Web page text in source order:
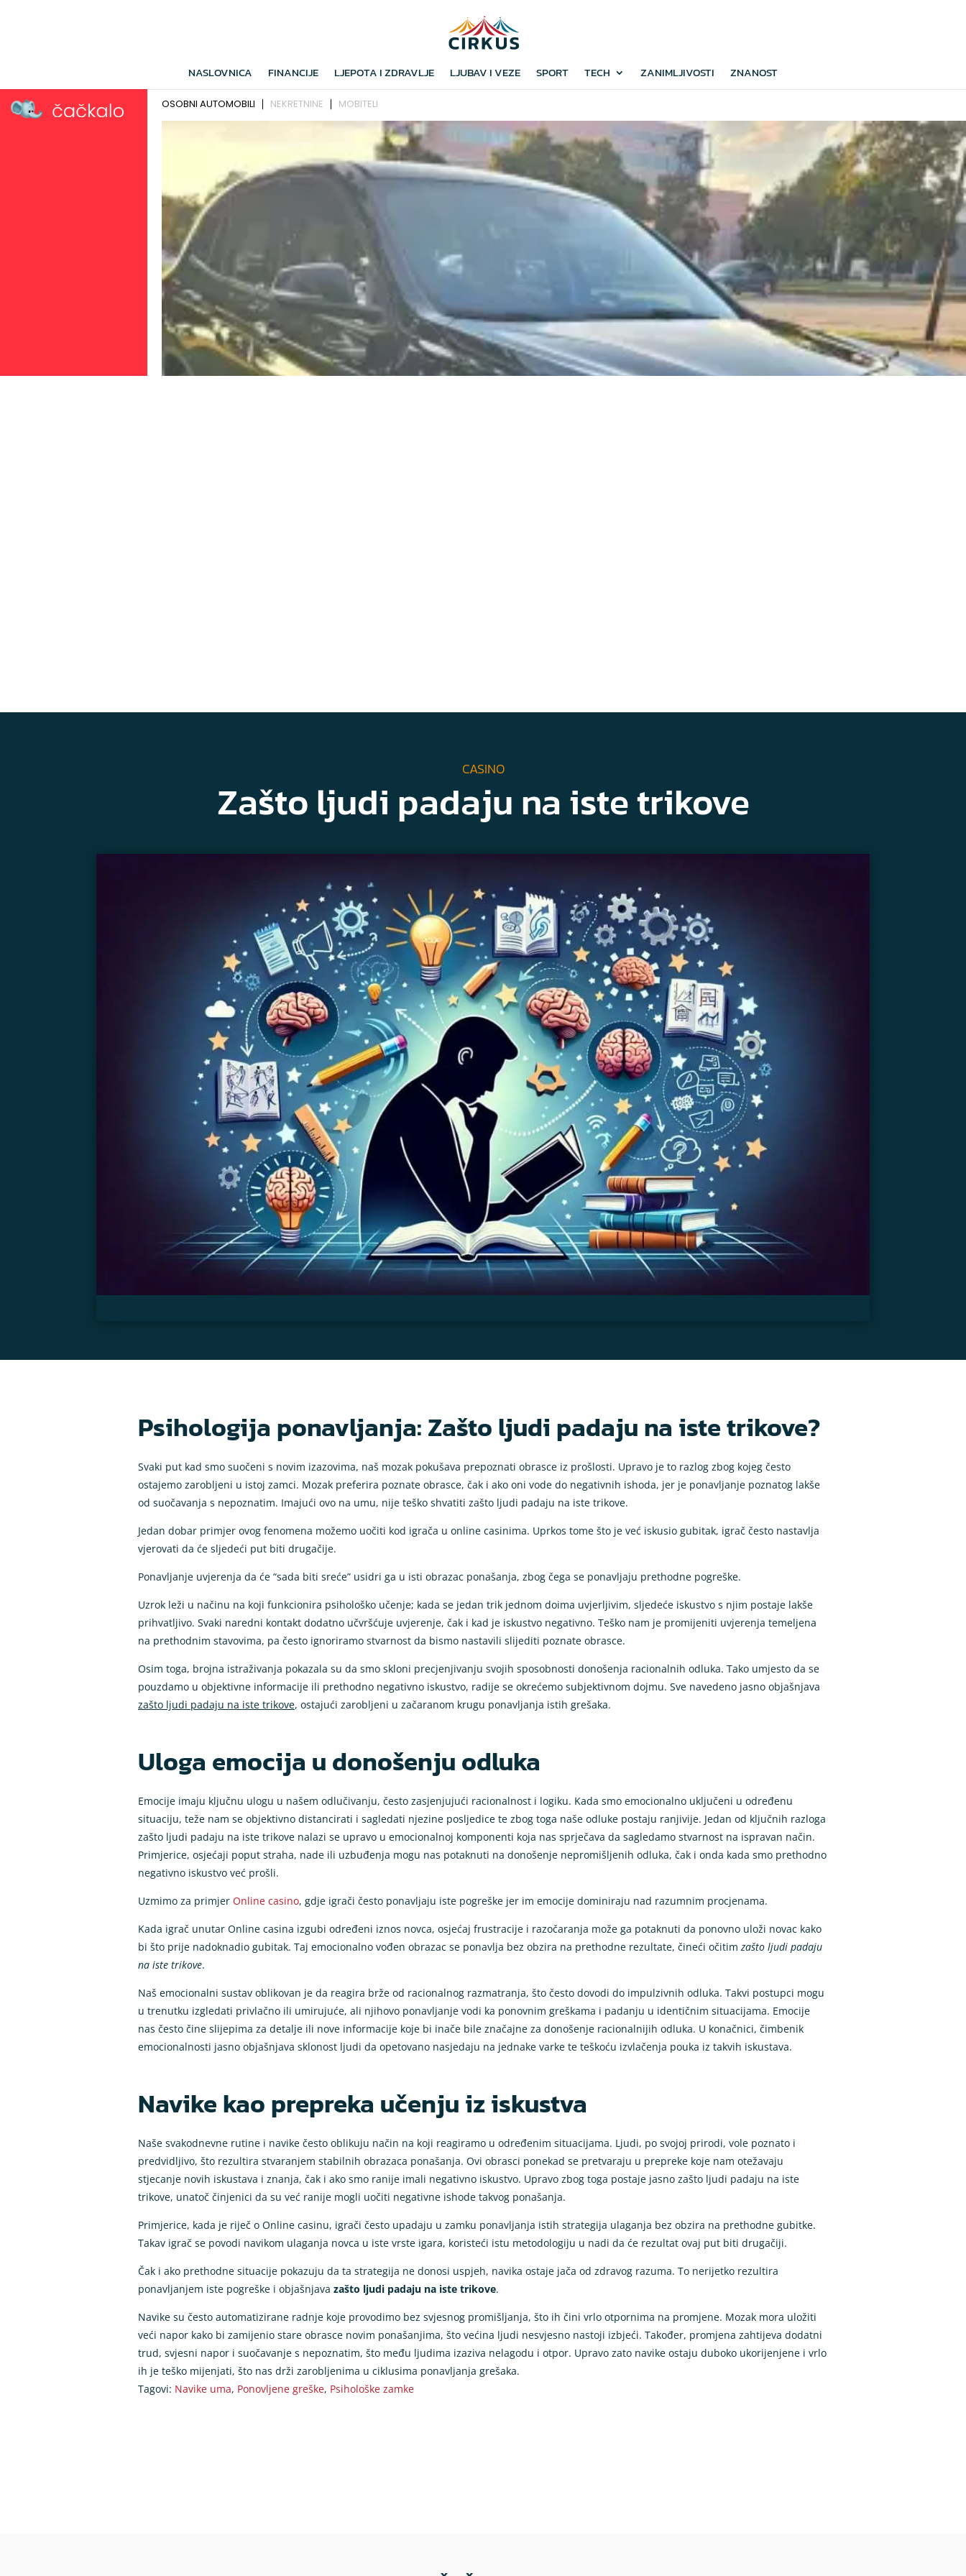
NASLOVNICA FINANCIJE LJEPOTA I ZDRAVLJE LJUBAV I VEZE SPORT TECH ZANIMLJIVOSTI ZNANOST
CASINO
Zašto ljudi padaju na iste trikove
Psihologija ponavljanja: Zašto ljudi padaju na iste trikove?
Svaki put kad smo suočeni s novim izazovima, naš mozak pokušava prepoznati obrasce iz prošlosti. Upravo je to razlog zbog kojeg često
ostajemo zarobljeni u istoj zamci. Mozak preferira poznate obrasce, čak i ako oni vode do negativnih ishoda, jer je ponavljanje poznatog lakše
od suočavanja s nepoznatim. Imajući ovo na umu, nije teško shvatiti zašto ljudi padaju na iste trikove.
Jedan dobar primjer ovog fenomena možemo uočiti kod igrača u online casinima. Uprkos tome što je već iskusio gubitak, igrač često nastavlja
vjerovati da će sljedeći put biti drugačije.
Ponavljanje uvjerenja da će “sada biti sreće” usidri ga u isti obrazac ponašanja, zbog čega se ponavljaju prethodne pogreške.
Uzrok leži u načinu na koji funkcionira psihološko učenje; kada se jedan trik jednom doima uvjerljivim, sljedeće iskustvo s njim postaje lakše
prihvatljivo. Svaki naredni kontakt dodatno učvršćuje uvjerenje, čak i kad je iskustvo negativno. Teško nam je promijeniti uvjerenja temeljena
na prethodnim stavovima, pa često ignoriramo stvarnost da bismo nastavili slijediti poznate obrasce.
Osim toga, brojna istraživanja pokazala su da smo skloni precjenjivanju svojih sposobnosti donošenja racionalnih odluka. Tako umjesto da se
pouzdamo u objektivne informacije ili prethodno negativno iskustvo, radije se okrećemo subjektivnom dojmu. Sve navedeno jasno objašnjava
zašto ljudi padaju na iste trikove, ostajući zarobljeni u začaranom krugu ponavljanja istih grešaka.
Uloga emocija u donošenju odluka
Emocije imaju ključnu ulogu u našem odlučivanju, često zasjenjujući racionalnost i logiku. Kada smo emocionalno uključeni u određenu
situaciju, teže nam se objektivno distancirati i sagledati njezine posljedice te zbog toga naše odluke postaju ranjivije. Jedan od ključnih razloga
zašto ljudi padaju na iste trikove nalazi se upravo u emocionalnoj komponenti koja nas sprječava da sagledamo stvarnost na ispravan način.
Primjerice, osjećaji poput straha, nade ili uzbuđenja mogu nas potaknuti na donošenje nepromišljenih odluka, čak i onda kada smo prethodno
negativno iskustvo već prošli.
Uzmimo za primjer Online casino, gdje igrači često ponavljaju iste pogreške jer im emocije dominiraju nad razumnim procjenama.
Kada igrač unutar Online casina izgubi određeni iznos novca, osjećaj frustracije i razočaranja može ga potaknuti da ponovno uloži novac kako
bi što prije nadoknadio gubitak. Taj emocionalno vođen obrazac se ponavlja bez obzira na prethodne rezultate, čineći očitim zašto ljudi padaju
na iste trikove.
Naš emocionalni sustav oblikovan je da reagira brže od racionalnog razmatranja, što često dovodi do impulzivnih odluka. Takvi postupci mogu
u trenutku izgledati privlačno ili umirujuće, ali njihovo ponavljanje vodi ka ponovnim greškama i padanju u identičnim situacijama. Emocije
nas često čine slijepima za detalje ili nove informacije koje bi inače bile značajne za donošenje racionalnijih odluka. U konačnici, čimbenik
emocionalnosti jasno objašnjava sklonost ljudi da opetovano nasjedaju na jednake varke te teškoću izvlačenja pouka iz takvih iskustava.
Navike kao prepreka učenju iz iskustva
Naše svakodnevne rutine i navike često oblikuju način na koji reagiramo u određenim situacijama. Ljudi, po svojoj prirodi, vole poznato i
predvidljivo, što rezultira stvaranjem stabilnih obrazaca ponašanja. Ovi obrasci ponekad se pretvaraju u prepreke koje nam otežavaju
stjecanje novih iskustava i znanja, čak i ako smo ranije imali negativno iskustvo. Upravo zbog toga postaje jasno zašto ljudi padaju na iste
trikove, unatoč činjenici da su već ranije mogli uočiti negativne ishode takvog ponašanja.
Primjerice, kada je riječ o Online casinu, igrači često upadaju u zamku ponavljanja istih strategija ulaganja bez obzira na prethodne gubitke.
Takav igrač se povodi navikom ulaganja novca u iste vrste igara, koristeći istu metodologiju u nadi da će rezultat ovaj put biti drugačiji.
Čak i ako prethodne situacije pokazuju da ta strategija ne donosi uspjeh, navika ostaje jača od zdravog razuma. To nerijetko rezultira
ponavljanjem iste pogreške i objašnjava zašto ljudi padaju na iste trikove.
Navike su često automatizirane radnje koje provodimo bez svjesnog promišljanja, što ih čini vrlo otpornima na promjene. Mozak mora uložiti
veći napor kako bi zamijenio stare obrasce novim ponašanjima, što većina ljudi nesvjesno nastoji izbjeći. Također, promjena zahtijeva dodatni
trud, svjesni napor i suočavanje s nepoznatim, što među ljudima izaziva nelagodu i otpor. Upravo zato navike ostaju duboko ukorijenjene i vrlo
ih je teško mijenjati, što nas drži zarobljenima u ciklusima ponavljanja grešaka.
Tagovi: Navike uma, Ponovljene greške, Psihološke zamke